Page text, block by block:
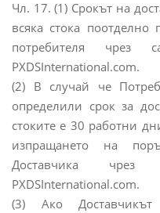
Чл. 17. (1) Срокът на
всяка стока
потребителя чрез
PXDSInternational.com.
(2) В случай че
определили срок за
стоките е 30 работни
изпращането на
Доставчика
PXDSInternational.com.
(3) Ако